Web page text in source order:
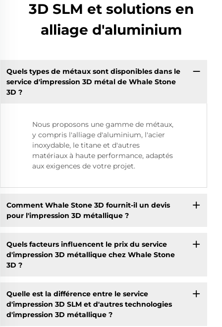
3D SLM et solutions en
alliage d'aluminium
Quels types de métaux sont disponibles dans le
service d'impression 3D métal de Whale Stone
3D ?
Nous proposons une gamme de métaux,
y compris l'alliage d'aluminium, l'acier
inoxydable, le titane et d'autres
matériaux à haute performance, adaptés
aux exigences de votre projet.
Comment Whale Stone 3D fournit-il un devis
pour l'impression 3D métallique ?
Quels facteurs influencent le prix du service
d'impression 3D métallique chez Whale Stone
3D ?
Quelle est la différence entre le service
d'impression 3D SLM et d'autres technologies
d'impression 3D métallique ?